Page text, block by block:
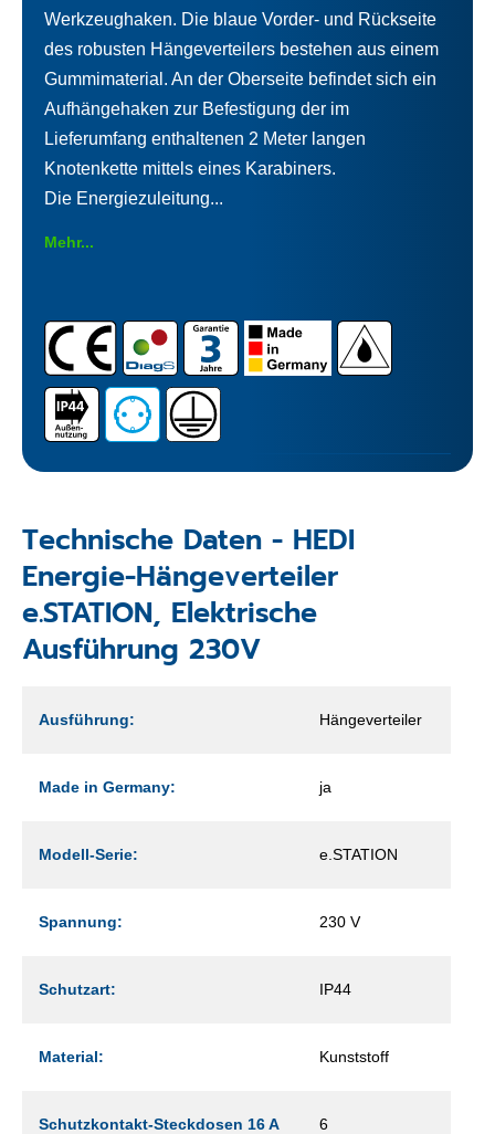
Werkzeughaken. Die blaue Vorder- und Rückseite
des robusten Hängeverteilers bestehen aus einem
Gummimaterial. An der Oberseite befindet sich ein
Aufhängehaken zur Befestigung der im
Lieferumfang enthaltenen 2 Meter langen
Knotenkette mittels eines Karabiners.
Die Energiezuleitung...
Mehr...
Technische Daten - HEDI
Energie-Hängeverteiler
e.STATION, Elektrische
Ausführung 230V
Ausführung: Hängeverteiler
Made in Germany: ja
Modell-Serie: e.STATION
Spannung: 230 V
Schutzart: IP44
Material: Kunststoff
Schutzkontakt-Steckdosen 16 A 6